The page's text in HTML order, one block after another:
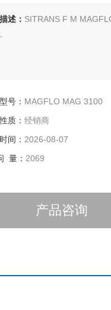
述： SITRANS F M
号： MAGFLO MAG 3100
质： 经销商
间： 2026-08-07
量： 2069
产品咨询